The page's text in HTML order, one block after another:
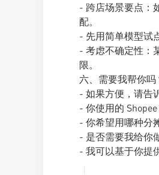
- 跨店场景要点：
配。
- 先用简单模型试
- 考虑不确定性：
限。
六、需要我帮你吗
- 如果方便，请告
- 你使用的
- 你希望用哪种分
- 是否需要我给你
- 我可以基于你提